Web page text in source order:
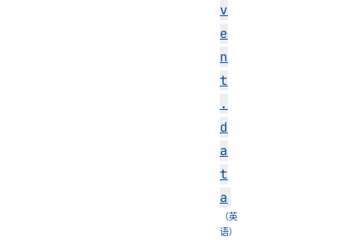
v
e
n
t
.
d
a
t
a